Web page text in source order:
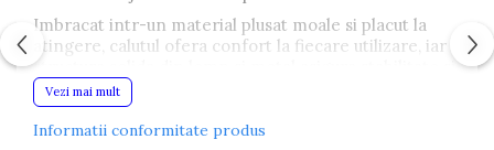
Imbracat intr-un material plusat moale si placut la
atingere, calutul ofera confort la fiecare utilizare, iar
structura solida din lemn si metal asigura stabilitate si
siguranta in timpul balansarii.
O experienta de joaca interactiva
Prin simpla apasare a urechii, calutul prinde viata si
Vezi mai mult
Informatii conformitate produs